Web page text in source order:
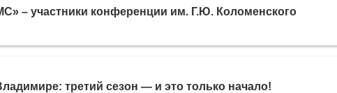
– участники конференции им. Г.Ю. Коломенского
третий сезон — и это только начало!